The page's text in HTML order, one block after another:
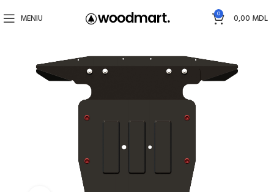
MENIU 0 0,00 MDL